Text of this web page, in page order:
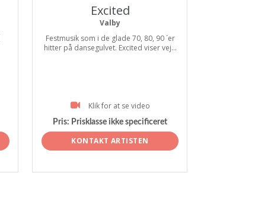
Excited
Valby
Festmusik som i de glade 70, 80, 90 ´er
hitter på dansegulvet. Excited viser vej...
Klik for at se video
Pris: Prisklasse ikke specificeret
KONTAKT ARTISTEN